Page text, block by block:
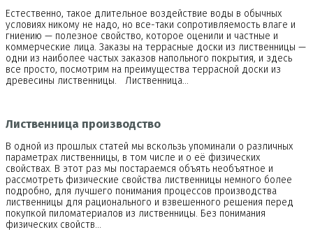
Естественно, такое длительное воздействие воды в обычных
условиях никому не надо, но все-таки сопротивляемость влаге и
гниению — полезное свойство, которое оценили и частные и
коммерческие лица. Заказы на террасные доски из лиственницы —
одни из наиболее частых заказов напольного покрытия, и здесь
все просто, посмотрим на преимущества террасной доски из
древесины лиственницы. Лиственница…
Лиственница производство
В одной из прошлых статей мы вскользь упоминали о различных
параметрах лиственницы, в том числе и о её физических
свойствах. В этот раз мы постараемся объять необъятное и
рассмотреть физические свойства лиственницы немного более
подробно, для лучшего понимания процессов производства
лиственницы для рационального и взвешенного решения перед
покупкой пиломатериалов из лиственницы. Без понимания
физических свойств…